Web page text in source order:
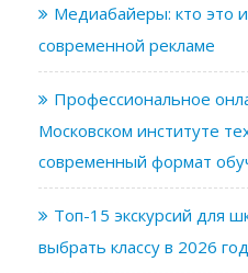
Медиабайеры: кто это
современной рекламе
Профессиональное
Московском институте
современный формат
Топ-15 экскурсий для
выбрать классу в 2026